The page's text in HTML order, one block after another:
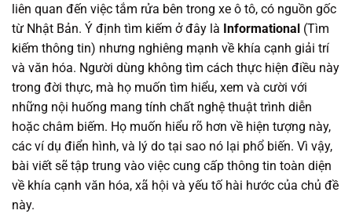
liên quan đến việc tắm rửa bên trong xe ô tô, có nguồn gốc
từ Nhật Bản. Ý định tìm kiếm ở đây là Informational (Tìm
kiếm thông tin) nhưng nghiêng mạnh về khía cạnh giải trí
và văn hóa. Người dùng không tìm cách thực hiện điều này
trong đời thực, mà họ muốn tìm hiểu, xem và cười với
những nội huống mang tính chất nghệ thuật trình diễn
hoặc châm biếm. Họ muốn hiểu rõ hơn về hiện tượng này,
các ví dụ điển hình, và lý do tại sao nó lại phổ biến. Vì vậy,
bài viết sẽ tập trung vào việc cung cấp thông tin toàn diện
về khía cạnh văn hóa, xã hội và yếu tố hài hước của chủ đề
này.